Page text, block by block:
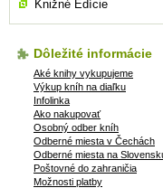
Knižné Edície
Dôležité informácie
Aké knihy vykupujeme
Výkup kníh na diaľku
Infolinka
Ako nakupovať
Osobný odber kníh
Odberné miesta v Čechách
Odberné miesta na
Poštovné do zahraničia
Možnosti platby